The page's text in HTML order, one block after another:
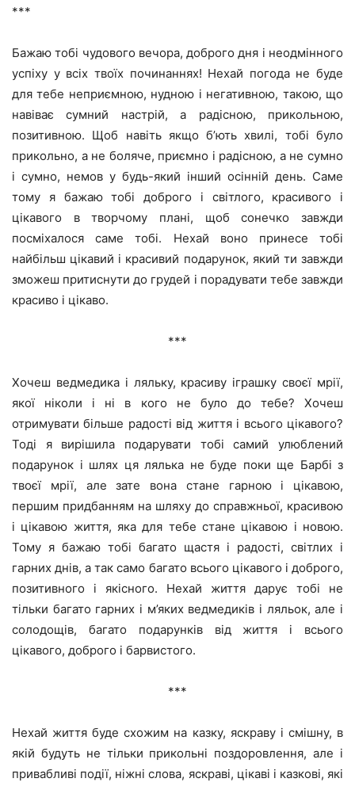
***
Бажаю тобі чудового вечора, доброго дня і неодмінного
успіху у всіх твоїх починаннях! Нехай погода не буде
для тебе неприємною, нудною і негативною, такою, що
навіває сумний настрій, а радісною, прикольною,
позитивною. Щоб навіть якщо б’ють хвилі, тобі було
прикольно, а не боляче, приємно і радісною, а не сумно
і сумно, немов у будь-який інший осінній день. Саме
тому я бажаю тобі доброго і світлого, красивого і
цікавого в творчому плані, щоб сонечко завжди
посміхалося саме тобі. Нехай воно принесе тобі
найбільш цікавий і красивий подарунок, який ти завжди
зможеш притиснути до грудей і порадувати тебе завжди
красиво і цікаво.
***
Хочеш ведмедика і ляльку, красиву іграшку своєї мрії,
якої ніколи і ні в кого не було до тебе? Хочеш
отримувати більше радості від життя і всього цікавого?
Тоді я вирішила подарувати тобі самий улюблений
подарунок і шлях ця лялька не буде поки ще Барбі з
твоєї мрії, але зате вона стане гарною і цікавою,
першим придбанням на шляху до справжньої, красивою
і цікавою життя, яка для тебе стане цікавою і новою.
Тому я бажаю тобі багато щастя і радості, світлих і
гарних днів, а так само багато всього цікавого і доброго,
позитивного і якісного. Нехай життя дарує тобі не
тільки багато гарних і м’яких ведмедиків і ляльок, але і
солодощів, багато подарунків від життя і всього
цікавого, доброго і барвистого.
***
Нехай життя буде схожим на казку, яскраву і смішну, в
якій будуть не тільки прикольні поздоровлення, але і
привабливі події, ніжні слова, яскраві, цікаві і казкові, які